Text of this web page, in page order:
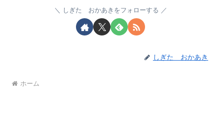
しぎた おかあきをフォローする
しぎた おかあき
ホーム